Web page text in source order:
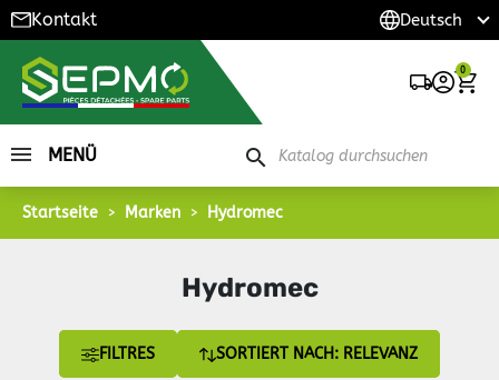
Kontakt
0
MENÜ search
Startseite Marken Hydromec
Hydromec
FILTRES
SORTIERT NACH: RELEVANZ